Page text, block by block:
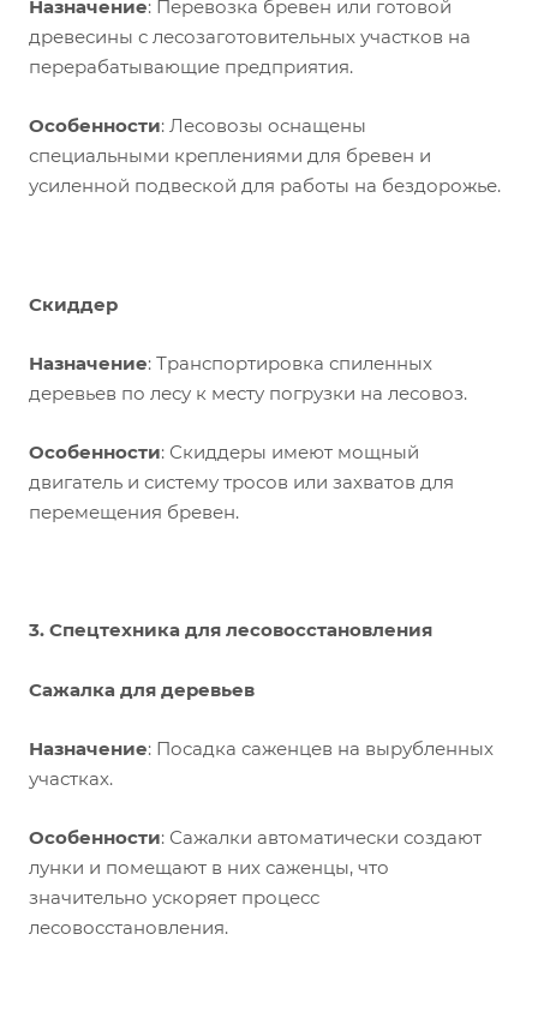
Назначение: Перевозка бревен или готовой
древесины с лесозаготовительных участков на
перерабатывающие предприятия.
Особенности: Лесовозы оснащены
специальными креплениями для бревен и
усиленной подвеской для работы на бездорожье.
Скиддер
Назначение: Транспортировка спиленных
деревьев по лесу к месту погрузки на лесовоз.
Особенности: Скиддеры имеют мощный
двигатель и систему тросов или захватов для
перемещения бревен.
3. Спецтехника для лесовосстановления
Сажалка для деревьев
Назначение: Посадка саженцев на вырубленных
участках.
Особенности: Сажалки автоматически создают
лунки и помещают в них саженцы, что
значительно ускоряет процесс
лесовосстановления.